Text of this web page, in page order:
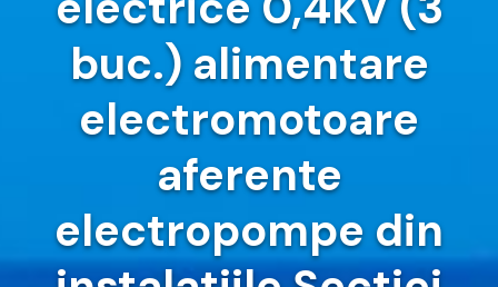
buc.) alimentare
electromotoare
aferente
electropompe din